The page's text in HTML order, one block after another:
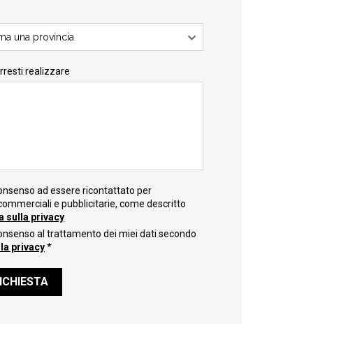
una provincia
realizzare
ad essere ricontattato per
e pubblicitarie, come descritto
sulla privacy
al trattamento dei miei dati secondo
privacy*